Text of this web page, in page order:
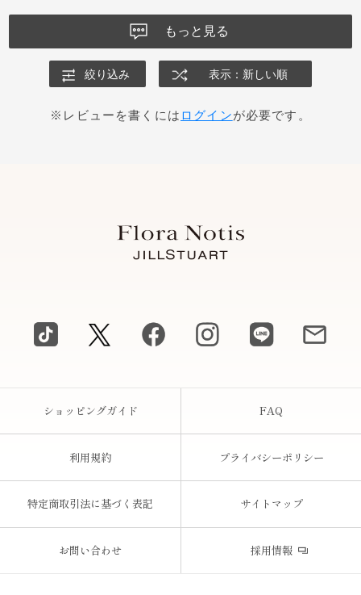
もっと見る
絞り込み 表示：新しい順
※レビューを書くには ログインが必要です。
ショッピングガイド FAQ
利用規約 プライバシーポリシー
特定商取引法に基づく表記 サイトマップ
お問い合わせ 採用情報